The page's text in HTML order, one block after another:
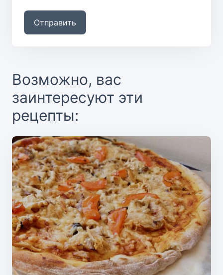
Отправить
Возможно, вас
заинтересуют эти
рецепты: